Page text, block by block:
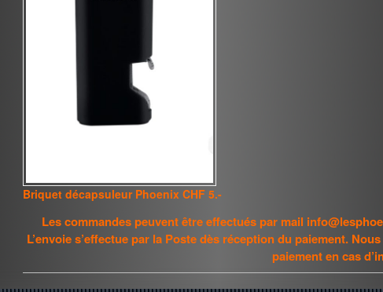
Briquet décapsuleur Phoenix CHF 5.-
Les commandes peuvent être effectués par mail
L’envoie s’effectue par la Poste dès réception du paiement.
paiement en cas